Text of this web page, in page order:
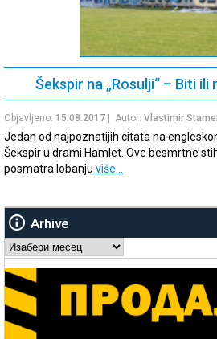
Šekspir na „Rosulji“ – Biti ili
Objavljeno: 15.08.2017 | Autor: Vlastimir
Jedan od najpoznatijih citata na
Šekspir u drami Hamlet. Ove besmrtne
posmatra lobanju više…
Arhive
Arhive